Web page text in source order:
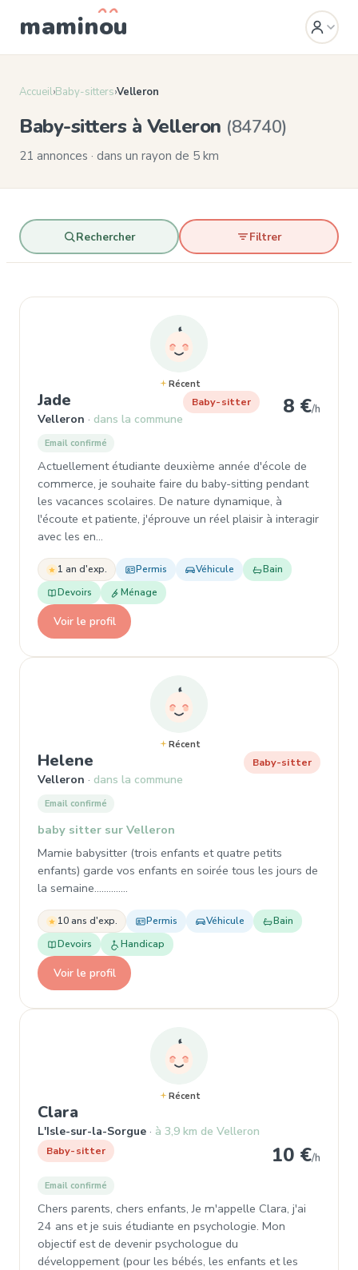
maminou
Accueil›Baby-sitters›Velleron
Baby-sitters à Velleron (84740)
21 annonces · dans un rayon de 5 km
Rechercher Filtrer
Récent
Jade , Baby-sitter à Velleron
Velleron dans la commune
Baby-sitter 8 €/h
Email confirmé
Actuellement étudiante deuxième année d'école de
commerce, je souhaite faire du baby-sitting pendant
les vacances scolaires. De nature dynamique, à
l'écoute et patiente, j'éprouve un réel plaisir à interagir
avec les en…
1 an d'exp. Permis Véhicule
Bain
Devoirs
Ménage
Voir le profil
Récent
Helene , Baby-sitter à Velleron
Velleron dans la commune
Baby-sitter
Email confirmé
baby sitter sur Velleron
Mamie babysitter (trois enfants et quatre petits
enfants) garde vos enfants en soirée tous les jours de
la semaine..............
10 ans d'exp. Permis Véhicule
Bain
Devoirs
Handicap
Voir le profil
Récent
Clara
L'Isle-sur-la-Sorgue à 3,9 km de Velleron
Baby-sitter 10 €/h
Email confirmé
Chers parents, chers enfants, Je m'appelle Clara, j'ai
24 ans et je suis étudiante en psychologie. Mon
objectif est de devenir psychologue du
développement (pour les bébés, les enfants et les